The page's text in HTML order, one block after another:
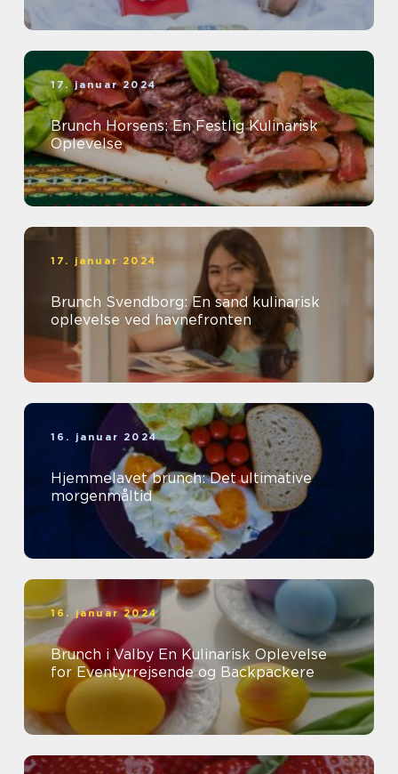
17. januar 2024
Brunch Horsens: En Festlig Kulinarisk
Oplevelse
17. januar 2024
Brunch Svendborg: En sand kulinarisk
oplevelse ved havnefronten
16. januar 2024
Hjemmelavet brunch: Det ultimative
morgenmåltid
16. januar 2024
Brunch i Valby En Kulinarisk Oplevelse
for Eventyrrejsende og Backpackere